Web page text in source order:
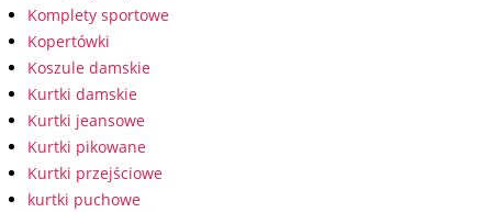
Komplety sportowe
Kopertówki
Koszule damskie
Kurtki damskie
Kurtki jeansowe
Kurtki pikowane
Kurtki przejściowe
kurtki puchowe